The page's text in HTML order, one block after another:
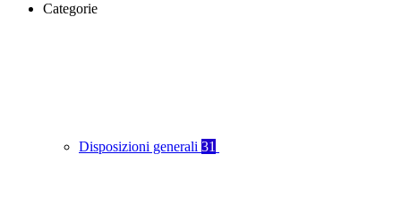
Categorie
Disposizioni generali 31